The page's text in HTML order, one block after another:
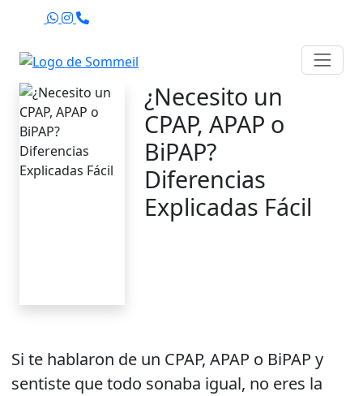
¿Necesito un
CPAP, APAP o
BiPAP?
Diferencias
Explicadas Fácil
Si te hablaron de un CPAP, APAP o BiPAP y
sentiste que todo sonaba igual, no eres la